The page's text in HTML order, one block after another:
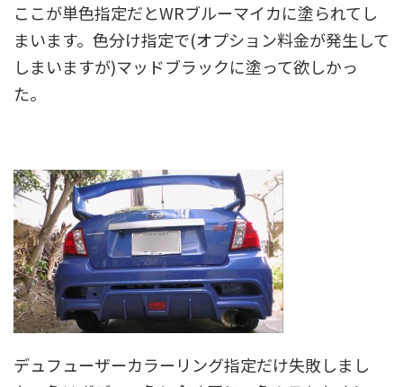
ここが単色指定だとWRブルーマイカに塗られてし
まいます。色分け指定で(オプション料金が発生して
しまいますが)マッドブラックに塗って欲しかっ
た。
デュフューザーカラーリング指定だけ失敗しまし